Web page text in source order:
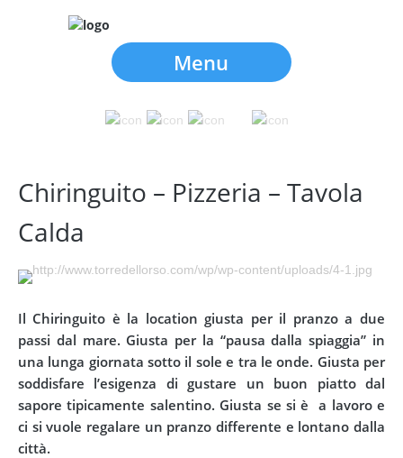
Menu
Chiringuito – Pizzeria – Tavola
Calda
Il Chiringuito è la location giusta per il pranzo a due
passi dal mare. Giusta per la “pausa dalla spiaggia” in
una lunga giornata sotto il sole e tra le onde. Giusta per
soddisfare l’esigenza di gustare un buon piatto dal
sapore tipicamente salentino. Giusta se si è
a lavoro e
ci si vuole regalare un pranzo differente e lontano dalla
città.